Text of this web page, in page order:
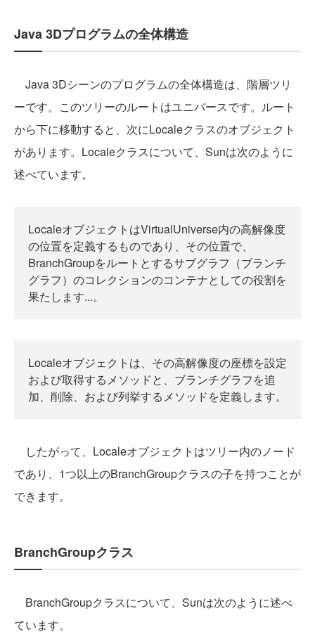
Java 3Dプログラムの全体構造
Java 3Dシーンのプログラムの全体構造は、階層ツリ
ーです。このツリーのルートはユニバースです。ルート
から下に移動すると、次にLocaleクラスのオブジェクト
があります。Localeクラスについて、Sunは次のように
述べています。
LocaleオブジェクトはVirtualUniverse内の高解像度
の位置を定義するものであり、その位置で、
BranchGroupをルートとするサブグラフ（ブランチ
グラフ）のコレクションのコンテナとしての役割を
果たします...。
Localeオブジェクトは、その高解像度の座標を設定
および取得するメソッドと、ブランチグラフを追
加、削除、および列挙するメソッドを定義します。
したがって、Localeオブジェクトはツリー内のノード
であり、1つ以上のBranchGroupクラスの子を持つことが
できます。
BranchGroupクラス
BranchGroupクラスについて、Sunは次のように述べ
ています。